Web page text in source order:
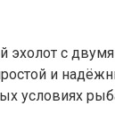
эхолот с
и
условиях